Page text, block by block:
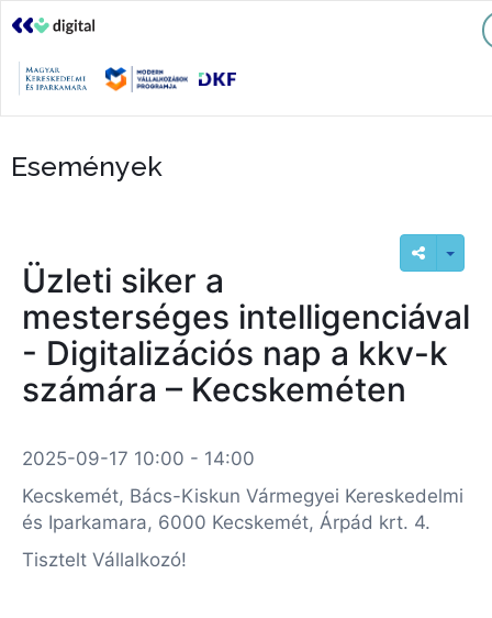
Események
Üzleti siker a
mesterséges intelligenciával
- Digitalizációs nap a kkv-k
számára – Kecskeméten
2025-09-17 10:00 - 14:00
Kecskemét, Bács-Kiskun Vármegyei Kereskedelmi
és Iparkamara, 6000 Kecskemét, Árpád krt. 4.
Tisztelt Vállalkozó!